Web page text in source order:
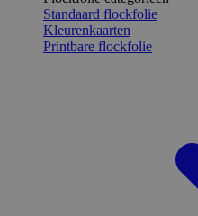
Standaard flockfolie
Kleurenkaarten
Printbare flockfolie